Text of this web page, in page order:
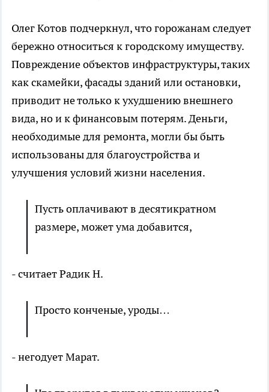
Олег Котов подчеркнул, что горожанам следует
бережно относиться к городскому имуществу.
Повреждение объектов инфраструктуры, таких
как скамейки, фасады зданий или остановки,
приводит не только к ухудшению внешнего
вида, но и к финансовым потерям. Деньги,
необходимые для ремонта, могли бы быть
использованы для благоустройства и
улучшения условий жизни населения.
Пусть оплачивают в десятикратном
размере, может ума добавится,
- считает Радик Н.
Просто конченые, уроды…
- негодует Марат.